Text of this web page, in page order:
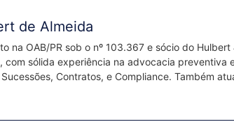
de Almeida
na OAB/PR sob o nº 103.367 e sócio do
com sólida experiência na advocacia preventiva
Contratos, e Compliance. Também